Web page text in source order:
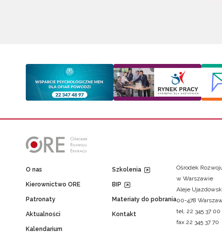
O nas
Kierownictwo ORE
Patronaty
Aktualności
Kalendarium
Szkolenia
BIP
Materiały do pobrania
Kontakt
Ośrodek
w Warszawie
Aleje
00-478
tel. 22 345 37 00
fax 22 345 37 70